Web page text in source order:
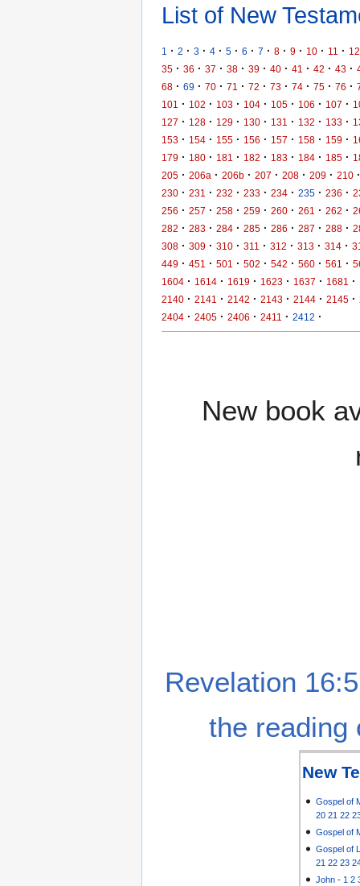
List of New
1 · 2 · 3 · 4 · 5 · 6 · 7 · 8 · 9 · 10 · 11 · 12
35 · 36 · 37 · 38 · 39 · 40 · 41 · 42 · 43 ·
68 · 69 · 70 · 71 · 72 · 73 · 74 · 75 · 76 ·
101
· 102 · 103 · 104 · 105 · 106 · 107 ·
127 · 128 · 129 · 130 · 131 · 132 · 133 ·
153 · 154 · 155 · 156 · 157 · 158 · 159 ·
179 · 180 · 181 · 182 · 183 · 184 · 185 ·
205 · 206a · 206b · 207 · 208 · 209 · 210 ·
230 · 231 · 232 · 233 · 234 · 235 · 236 ·
256 · 257 · 258 · 259 · 260 · 261 · 262 ·
282 · 283 · 284 · 285 · 286 · 287 · 288 ·
308 · 309 · 310 · 311 · 312 · 313 · 314 ·
449 · 451 · 501 · 502 · 542 · 560 · 561 ·
1604 · 1614 · 1619 · 1623 · 1637 · 1681 ·
2140 · 2141 · 2142 · 2143 · 2144 · 2145 ·
2404 · 2405 · 2406 · 2411 · 2412 ·
New book
Revelation
the reading
New
Gospel of
20 21 22
Gospel of
Gospel of
21 22 23
John - 1 2